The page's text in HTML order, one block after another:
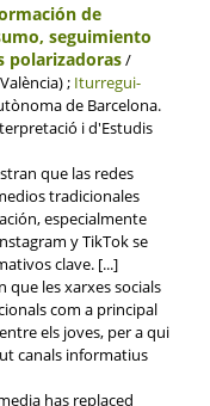
de
seguimiento
polarizadoras/
; Iturregui-
de Barcelona.
i d'Estudis
que las redes
tradicionales
especialmente
y TikTok se
clave. [...]
que les xarxes socials
com a principal
els joves, per a qui
canals informatius
has replaced